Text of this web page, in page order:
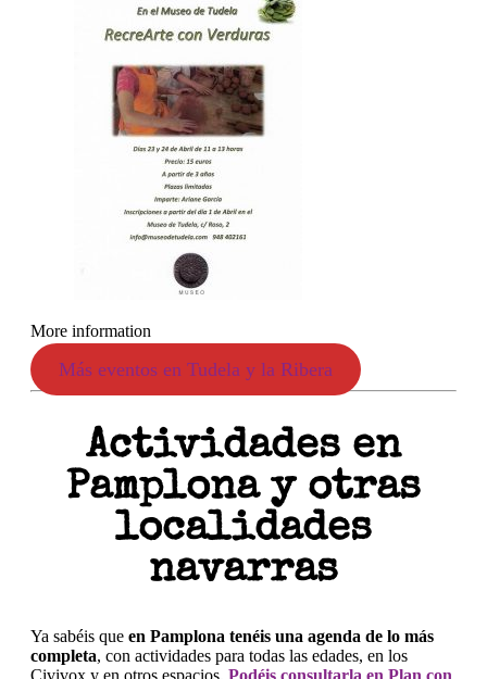
More information
Más eventos en Tudela y la Ribera
Actividades en
Pamplona y otras
localidades
navarras
Ya sabéis que en Pamplona tenéis una agenda de lo más
completa, con actividades para todas las edades, en los
Civivox y en otros espacios. Podéis consultarla en Plan con